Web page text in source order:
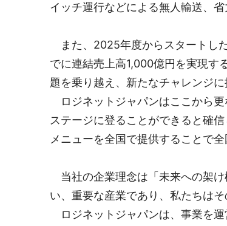
イッチ運行などによる無人輸送、
また、2025年度からスタートし
でに連結売上高1,000億円を実現す
題を乗り越え、新たなチャレンジ
ロジネットジャパンはここから
ステージに登ることができると確
メニューを全国で提供することで
当社の企業理念は「未来への架
い、重要な産業であり、私たちは
ロジネットジャパンは、事業を運